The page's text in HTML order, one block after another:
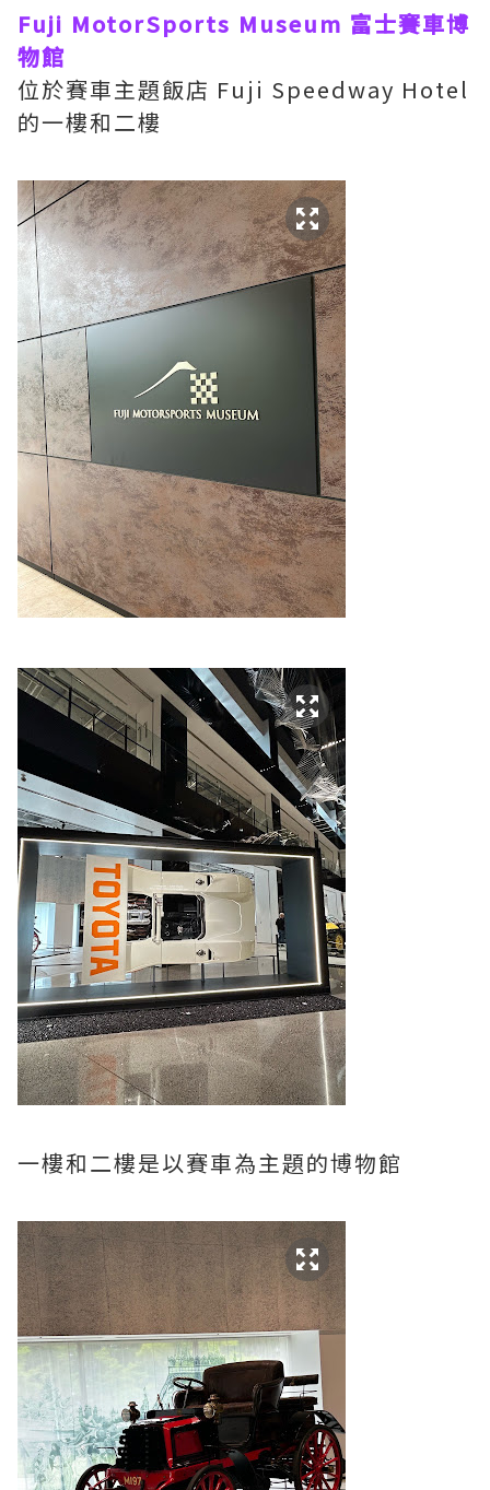
Fuji MotorSports Museum 富士賽車博
物館
位於賽車主題飯店 Fuji Speedway Hotel
的一樓和二樓
一樓和二樓是以賽車為主題的博物館